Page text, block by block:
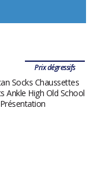
Prix dégressifs